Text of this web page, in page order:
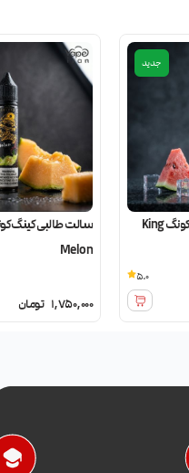
جدید
سالت هندوانه یخ کینگ کونگ King
5.0
Melon
1,750,000 تومان